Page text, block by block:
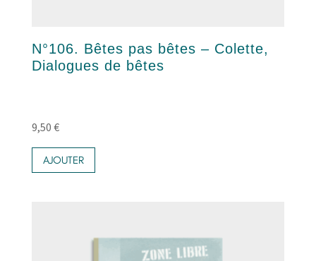
N°106. Bêtes pas bêtes – Colette,
Dialogues de bêtes
9,50 €
AJOUTER